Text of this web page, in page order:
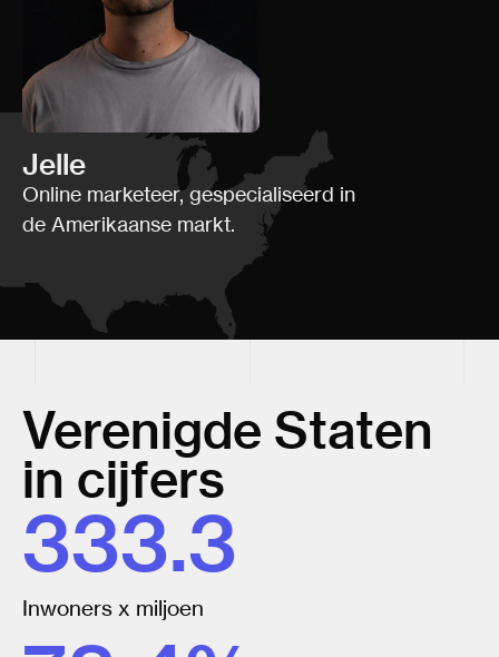
Jelle
Online marketeer, gespecialiseerd in
de Amerikaanse markt.
Verenigde Staten
in cijfers
Inwoners x miljoen
333.3